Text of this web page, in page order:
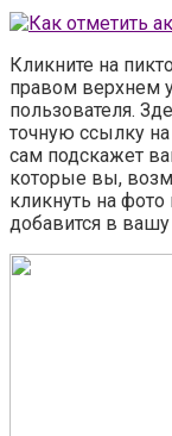
Кликните на
правом верхнем
пользователя.
точную ссылку на
сам подскажет
которые вы,
кликнуть на фото
добавится в